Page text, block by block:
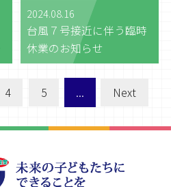
2024.08.16
台風７号接近に伴う臨時
休業のお知らせ
4 5 ... Next